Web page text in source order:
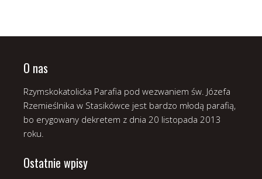
O nas
Rzymskokatolicka Parafia pod wezwaniem św. Józefa
Rzemieślnika w Stasikówce jest bardzo młodą parafią,
bo erygowany dekretem z dnia 20 listopada 2013
roku.
Ostatnie wpisy